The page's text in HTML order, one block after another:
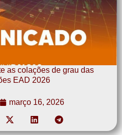
as colações de grau das
EAD 2026
março 16, 2026